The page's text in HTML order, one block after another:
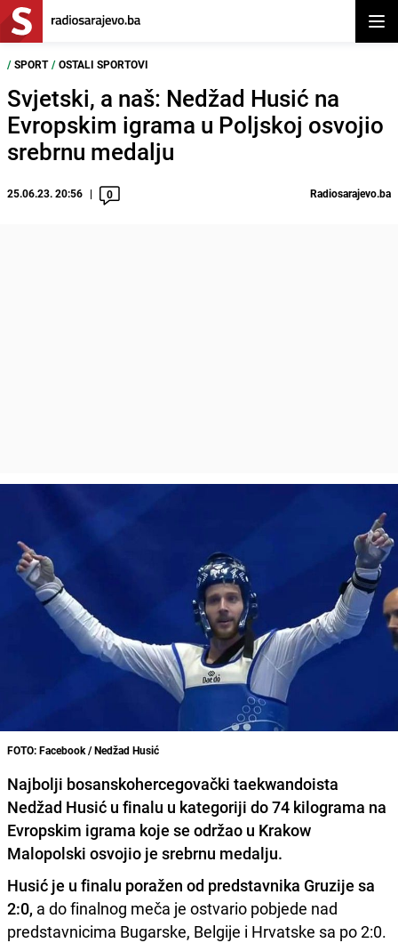
/ SPORT / OSTALI SPORTOVI
Svjetski, a naš: Nedžad Husić na
Evropskim igrama u Poljskoj osvojio
srebrnu medalju
25.06.23. 20:56 0 Radiosarajevo.ba
FOTO: Facebook / Nedžad Husić
Najbolji bosanskohercegovački taekwandoista
Nedžad Husić u finalu u kategoriji do 74 kilograma na
Evropskim igrama koje se održao u Krakow
Malopolski osvojio je srebrnu medalju.
Husić je u finalu poražen od predstavnika Gruzije sa
2:0, a do finalnog meča je ostvario pobjede nad
predstavnicima Bugarske, Belgije i Hrvatske sa po 2:0.